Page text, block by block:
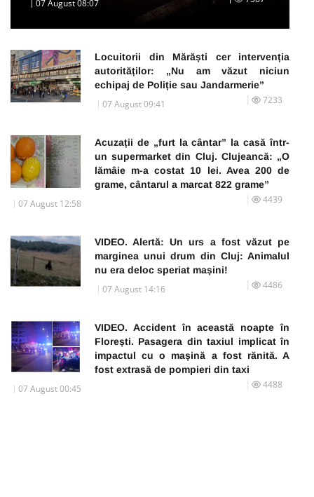
07 August 08:07
Locuitorii din Mărăști cer intervenția
autorităților: „Nu am văzut niciun
echipaj de Poliție sau Jandarmerie”
07 August 09:41 7233
Acuzații de „furt la cântar” la casă într-
un supermarket din Cluj. Clujeancă: „O
lămâie m-a costat 10 lei. Avea 200 de
grame, cântarul a marcat 822 grame”
07 August 12:58 4439
VIDEO. Alertă: Un urs a fost văzut pe
marginea unui drum din Cluj: Animalul
nu era deloc speriat mașini!
07 August 14:16 4486
VIDEO. Accident în această noapte în
Florești. Pasagera din taxiul implicat în
impactul cu o mașină a fost rănită. A
fost extrasă de pompieri din taxi
07 August 00:45 4488